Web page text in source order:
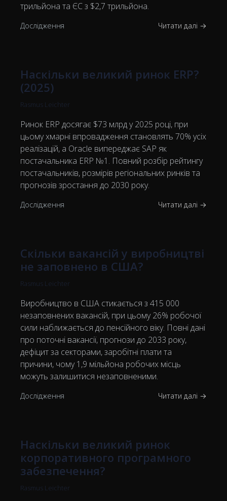
трильйона та ЄС з $2,7 трильйона.
Дослідження Читати далі →
Наскільки великий ринок ERP?
(2025)
Rasmus Leichter
Ринок ERP досягає $73 млрд у 2025 році, при
цьому хмарні впровадження становлять 70% усіх
реалізацій, а Oracle випереджає SAP як
постачальника ERP №1. Повний розбір рейтингу
постачальників, розмірів регіональних ринків та
прогнозів зростання до 2030 року.
Дослідження Читати далі →
Скільки вакансій у виробництві
не заповнено в США?
Rasmus Leichter
Виробництво в США стикається з 415 000
незаповнених вакансій, при цьому 26% робочої
сили наближається до пенсійного віку. Повні дані
про поточні вакансії, прогнози до 2033 року,
дефіцит за секторами, заробітні плати та
причини, чому 1,9 мільйона робочих місць
можуть залишитися незаповненими.
Дослідження Читати далі →
Наскільки великий ринок
корпоративного програмного
забезпечення?
Rasmus Leichter